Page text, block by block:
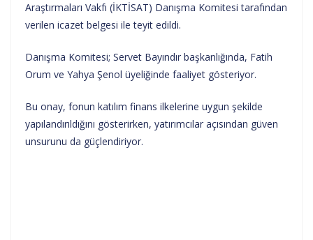
Araştırmaları Vakfı (İKTİSAT) Danışma Komitesi tarafından
verilen icazet belgesi ile teyit edildi.
Danışma Komitesi; Servet Bayındır başkanlığında, Fatih
Orum ve Yahya Şenol üyeliğinde faaliyet gösteriyor.
Bu onay, fonun katılım finans ilkelerine uygun şekilde
yapılandırıldığını gösterirken, yatırımcılar açısından güven
unsurunu da güçlendiriyor.